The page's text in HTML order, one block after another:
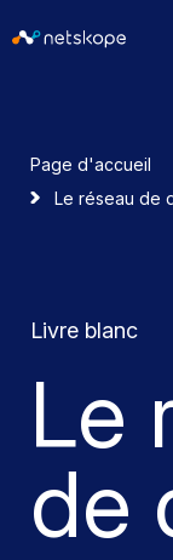
Page d'accueil
Le réseau de
Livre blanc
Le
de